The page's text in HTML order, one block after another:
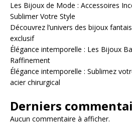
Les Bijoux de Mode : Accessoires
Sublimer Votre Style
Découvrez l’univers des bijoux
exclusif
Élégance intemporelle : Les Bijoux
Raffinement
Élégance intemporelle : Sublimez
acier chirurgical
Derniers
Aucun commentaire à afficher.